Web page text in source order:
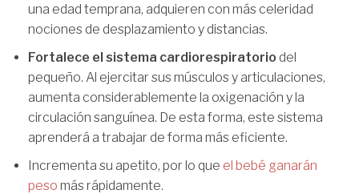
una edad temprana, adquieren con más celeridad
nociones de desplazamiento y distancias.
Fortalece el sistema cardiorespiratorio del
pequeño. Al ejercitar sus músculos y articulaciones,
aumenta considerablemente la oxigenación y la
circulación sanguínea. De esta forma, este sistema
aprenderá a trabajar de forma más eficiente.
Incrementa su apetito, por lo que el bebé ganarán
peso más rápidamente.